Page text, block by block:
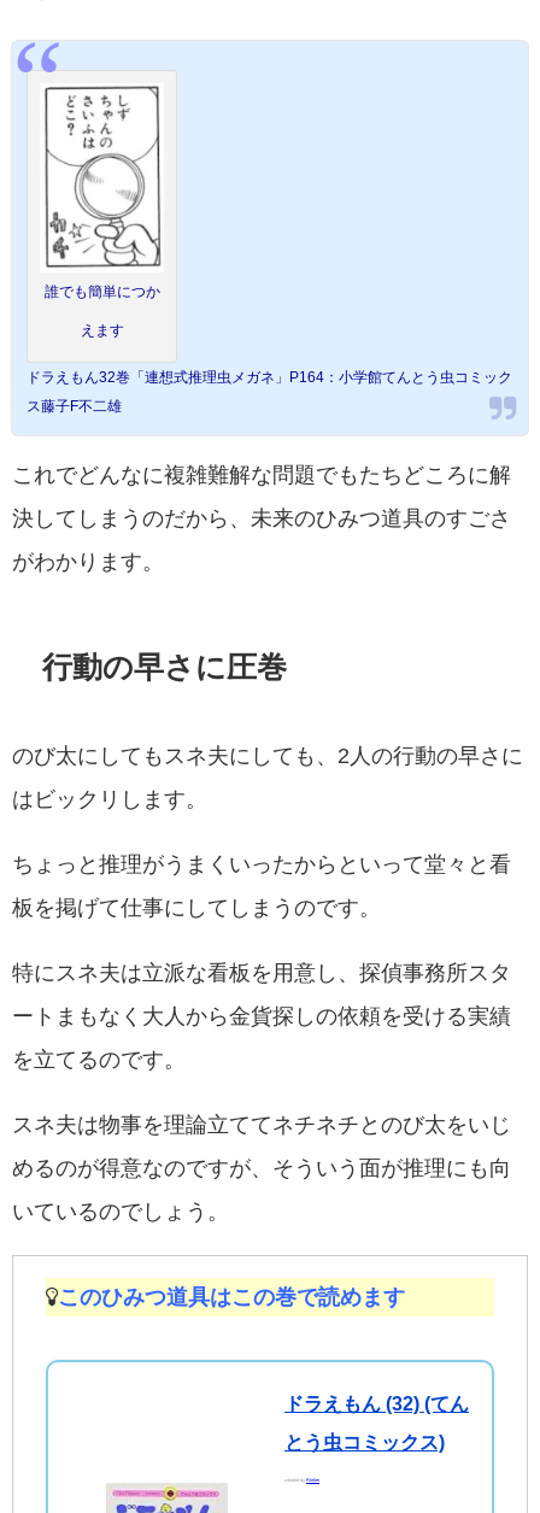
誰でも簡単につか
えます
ドラえもん32巻「連想式推理虫メガネ」P164：小学館てんとう虫コミック
ス藤子F不二雄
これでどんなに複雑難解な問題でもたちどころに解
決してしまうのだから、未来のひみつ道具のすごさ
がわかります。
行動の早さに圧巻
のび太にしてもスネ夫にしても、2人の行動の早さに
はビックリします。
ちょっと推理がうまくいったからといって堂々と看
板を掲げて仕事にしてしまうのです。
特にスネ夫は立派な看板を用意し、探偵事務所スタ
ートまもなく大人から金貨探しの依頼を受ける実績
を立てるのです。
スネ夫は物事を理論立ててネチネチとのび太をいじ
めるのが得意なのですが、そういう面が推理にも向
いているのでしょう。
このひみつ道具はこの巻で読めます
ドラえもん (32) (てん
とう虫コミックス)
created byRinker